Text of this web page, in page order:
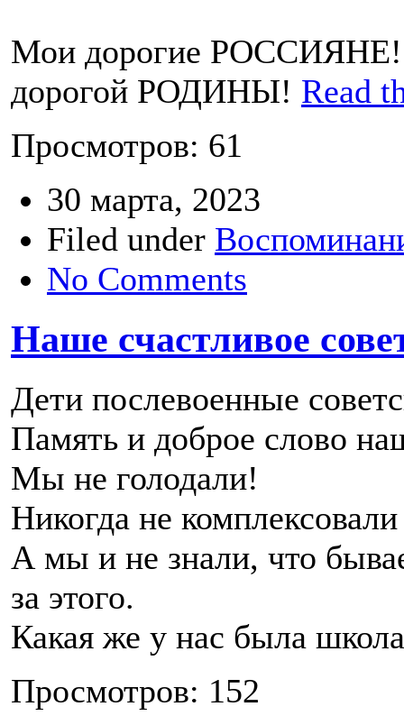
Мои дорогие РОССИЯНЕ!
дорогой РОДИНЫ! Read
Просмотров: 61
30 марта, 2023
Filed under
No Comments
Наше счастливое
Дети послевоенные
Память и доброе слово
Мы не голодали!
Никогда не
А мы и не знали, что
за этого.
Какая же у нас была
Просмотров: 152